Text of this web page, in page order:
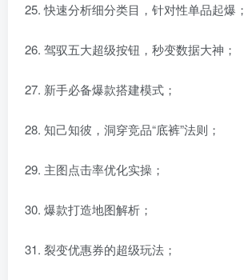
快速分析细分类目，针对性单品起爆；
驾驭五大超级按钮，秒变数据大神；
新手必备爆款搭建模式；
知己知彼，洞穿竞品“底裤”法则；
主图点击率优化实操；
爆款打造地图解析；
裂变优惠券的超级玩法；